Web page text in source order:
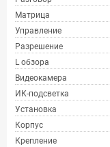
Матрица
Управление
Разрешение
L обзора
Видеокамера
ИК-подсветка
Установка
Корпус
Крепление